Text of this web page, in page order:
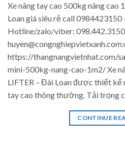
Xe nâng tay cao 500kg nâng
Loan giá siêu rẻ call 0984423150
Hotline/zalo/viber: 098.442.3150
https://thangnangvietnhat.com/
mini-500kg-nang-cao-1m2/ Xe
LIFTER – Đài Loan được thiết kế
tay cao thông thường. Tải trọng
CONTINUE